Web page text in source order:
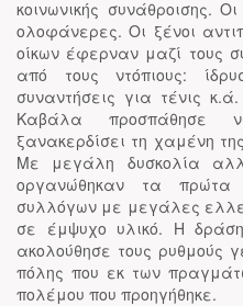
κοινωνικής συνάθροισης.
ολοφάνερες. Οι ξένοι
οίκων έφερναν μαζί τους
από τους ντόπιους:
συναντήσεις για τένις
Καβάλα προσπάθησε
ξανακερδίσει τη χαμένη
Με μεγάλη δυσκολία
οργανώθηκαν τα πρώτα
συλλόγων με μεγάλες
σε έμψυχο υλικό. Η
ακολούθησε τους ρυθμούς
πόλης που εκ των
πολέμου που προηγήθηκε.